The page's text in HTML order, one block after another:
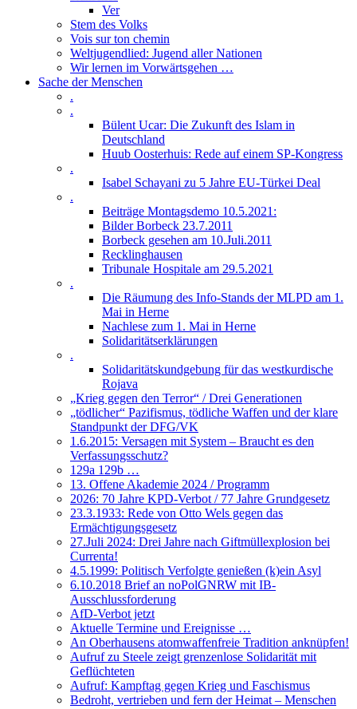
Ver
Stem des Volks
Vois sur ton chemin
Weltjugendlied: Jugend aller Nationen
Wir lernen im Vorwärtsgehen …
Sache der Menschen
.
.
Bülent Ucar: Die Zukunft des Islam in
Deutschland
Huub Oosterhuis: Rede auf einem SP-Kongress
.
Isabel Schayani zu 5 Jahre EU-Türkei Deal
.
Beiträge Montagsdemo 10.5.2021:
Bilder Borbeck 23.7.2011
Borbeck gesehen am 10.Juli.2011
Recklinghausen
Tribunale Hospitale am 29.5.2021
.
Die Räumung des Info-Stands der MLPD am 1.
Mai in Herne
Nachlese zum 1. Mai in Herne
Solidaritätserklärungen
.
Solidaritätskundgebung für das westkurdische
Rojava
„Krieg gegen den Terror“ / Drei Generationen
„tödlicher“ Pazifismus, tödliche Waffen und der klare
Standpunkt der DFG/VK
1.6.2015: Versagen mit System – Braucht es den
Verfassungsschutz?
129a 129b …
13. Offene Akademie 2024 / Programm
2026: 70 Jahre KPD-Verbot / 77 Jahre Grundgesetz
23.3.1933: Rede von Otto Wels gegen das
Ermächtigungsgesetz
27.Juli 2024: Drei Jahre nach Giftmüllexplosion bei
Currenta!
4.5.1999: Politisch Verfolgte genießen (k)ein Asyl
6.10.2018 Brief an noPolGNRW mit IB-
Ausschlussforderung
AfD-Verbot jetzt
Aktuelle Termine und Ereignisse …
An Oberhausens atomwaffenfreie Tradition anknüpfen!
Aufruf zu Steele zeigt grenzenlose Solidarität mit
Geflüchteten
Aufruf: Kampftag gegen Krieg und Faschismus
Bedroht, vertrieben und fern der Heimat – Menschen